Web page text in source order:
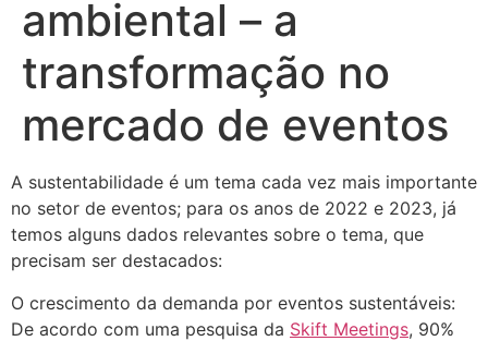
ambiental – a
transformação no
mercado de eventos
A sustentabilidade é um tema cada vez mais importante
no setor de eventos; para os anos de 2022 e 2023, já
temos alguns dados relevantes sobre o tema, que
precisam ser destacados:
O crescimento da demanda por eventos sustentáveis:
De acordo com uma pesquisa da Skift Meetings, 90%